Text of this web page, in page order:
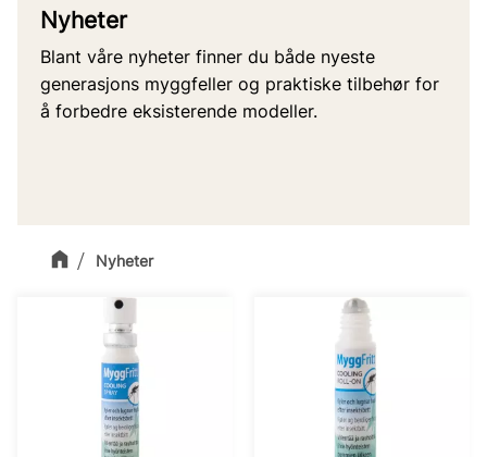
Nyheter
Nyheter
Blant våre nyheter finner du både nyeste
generasjons myggfeller og praktiske tilbehør for
å forbedre eksisterende modeller.